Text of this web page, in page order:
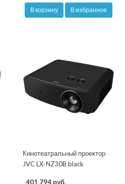
В корзину В избранное
Кинотеатральный проектор
JVC LX-NZ30B black
401 794 руб.